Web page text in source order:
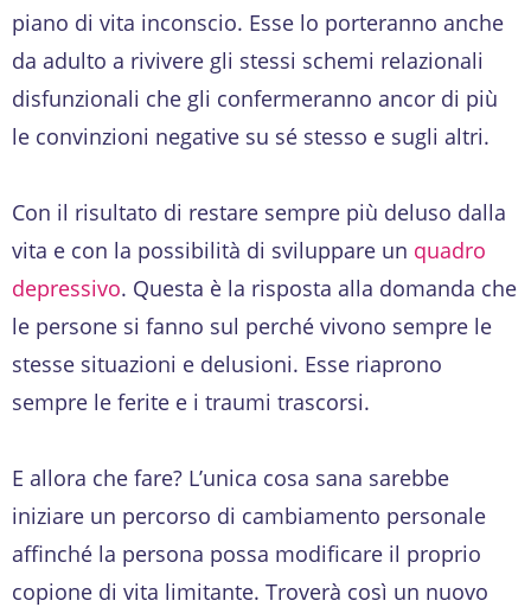
piano di vita inconscio. Esse lo porteranno anche
da adulto a rivivere gli stessi schemi relazionali
disfunzionali che gli confermeranno ancor di più
le convinzioni negative su sé stesso e sugli altri.
Con il risultato di restare sempre più deluso dalla
vita e con la possibilità di sviluppare un quadro
depressivo. Questa è la risposta alla domanda che
le persone si fanno sul perché vivono sempre le
stesse situazioni e delusioni. Esse riaprono
sempre le ferite e i traumi trascorsi.
E allora che fare? L’unica cosa sana sarebbe
iniziare un percorso di cambiamento personale
affinché la persona possa modificare il proprio
copione di vita limitante. Troverà così un nuovo